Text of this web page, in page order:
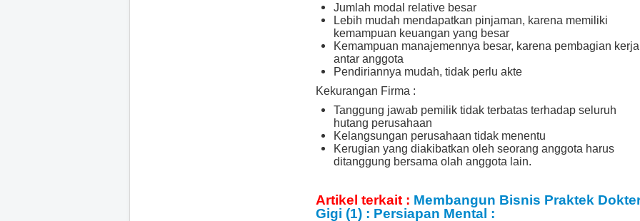
Jumlah modal relative besar
Lebih mudah mendapatkan pinjaman, karena memiliki
kemampuan keuangan yang besar
Kemampuan manajemennya besar, karena pembagian kerja
antar anggota
Pendiriannya mudah, tidak perlu akte
Kekurangan Firma :
Tanggung jawab pemilik tidak terbatas terhadap seluruh
hutang perusahaan
Kelangsungan perusahaan tidak menentu
Kerugian yang diakibatkan oleh seorang anggota harus
ditanggung bersama olah anggota lain.
Artikel terkait : Membangun Bisnis Praktek
Gigi (1) : Persiapan Mental :